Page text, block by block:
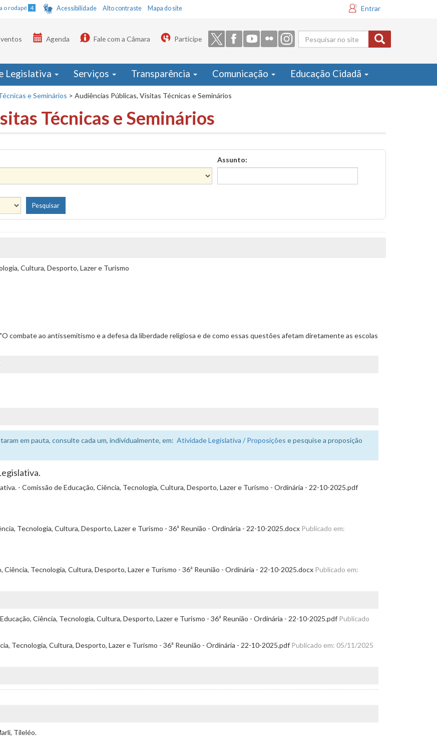
o rodapé 4 Acessibilidade Alto contraste Mapa do site Entrar
Formulário
de busca
Agenda Fale com a Câmara Participe
Legislativa Serviços Transparência Comunicação Educação Cidadã
e Seminários > Audiências Públicas, Visitas Técnicas e Seminários
Técnicas e Seminários
Assunto:
Cultura, Desporto, Lazer e Turismo
combate ao antissemitismo e a defesa da liberdade religiosa e de como essas questões afetam diretamente as escolas
em pauta, consulte cada um, individualmente, em: Atividade Legislativa / Proposições e pesquise a proposição
- Comissão de Educação, Ciência, Tecnologia, Cultura, Desporto, Lazer e Turismo - Ordinária - 22-10-2025.pdf
Tecnologia, Cultura, Desporto, Lazer e Turismo - 36ª Reunião - Ordinária - 22-10-2025.docx Publicado em:
Ciência, Tecnologia, Cultura, Desporto, Lazer e Turismo - 36ª Reunião - Ordinária - 22-10-2025.docx Publicado em:
Ciência, Tecnologia, Cultura, Desporto, Lazer e Turismo - 36ª Reunião - Ordinária - 22-10-2025.pdf Publicado
Tecnologia, Cultura, Desporto, Lazer e Turismo - 36ª Reunião - Ordinária - 22-10-2025.pdf Publicado em: 05/11/2025
Tileléo.